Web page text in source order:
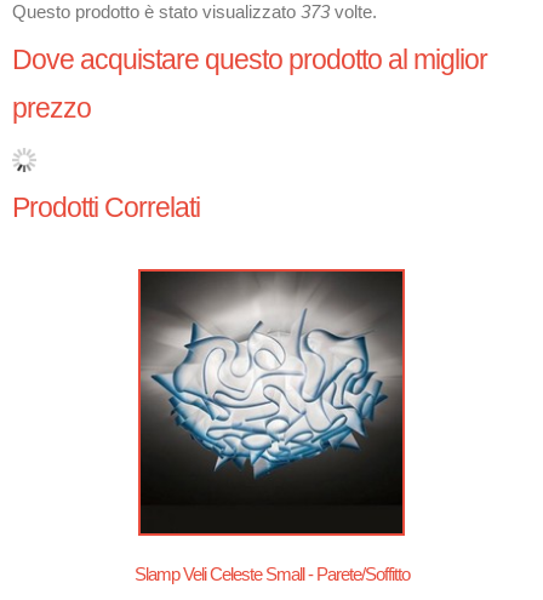
Questo prodotto è stato visualizzato 373 volte.
Dove acquistare questo prodotto al miglior
prezzo
Prodotti Correlati
Slamp Veli Celeste Small - Parete/Soffitto